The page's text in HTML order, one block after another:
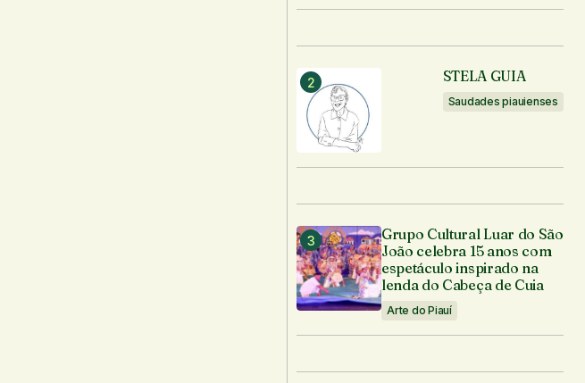
STELA GUIA
Saudades piauienses
Grupo Cultural Luar do São
João celebra 15 anos com
espetáculo inspirado na
lenda do Cabeça de Cuia
Arte do Piauí